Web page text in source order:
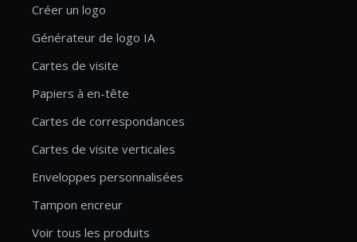
Créer un logo
Générateur de logo IA
Cartes de visite
Papiers à en-tête
Cartes de correspondances
Cartes de visite verticales
Enveloppes personnalisées
Tampon encreur
Voir tous les produits